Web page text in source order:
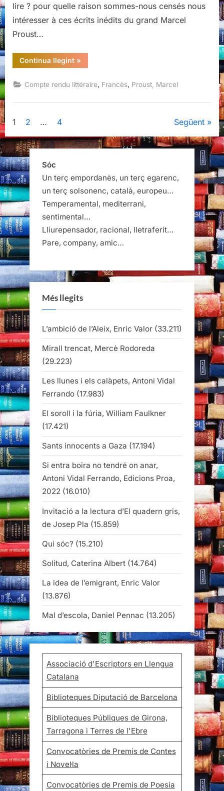
lire ? pour quelle raison sommes-nous censés nous
intéresser à ces écrits inédits du grand Marcel
Proust…
Continua llegint“Les
soixante-
feuillets,
Marcel
Gallimard,
»
Compte rendu littéraire Francès Proust, Marcel
Paginació
de
les
entrades
1 2 … 4 Següent
Sóc
Un terç empordanès, un terç egarenc,
un terç solsonenc, català, europeu…
Temperamental, mediterrani,
sentimental…
Lliurepensador, racional, lletraferit…
Pare, company, amic…
Més llegits
L’ambició de l’Aleix, Enric Valor (33.211)
Mirall trencat, Mercè Rodoreda
(29.223)
Les llunes i els calàpets, Antoni Vidal
Ferrando (17.983)
El soroll i la fúria, William Faulkner
(17.421)
Sants innocents a Gaza (17.194)
Si entra boira no tendré on anar,
Antoni Vidal Ferrando, Edicions Proa,
2022 (16.010)
Invitació a la lectura d’El quadern gris,
de Josep Pla (15.859)
Qui sóc? (15.210)
Solitud, Caterina Albert (14.764)
La idea de l’emigrant, Enric Valor
(13.876)
Mal d’escola, Daniel Pennac (13.205)
Associació d'Escriptors en Llengua
Catalana
Biblioteques Diputació de Barcelona
Biblioteques Públiques de Girona,
Tarragona i Terres de l'Ebre
Convocatòries de Premis de Contes
i Novel·la
Convocatòries de Premis de Poesia